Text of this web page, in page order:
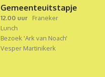
Gemeenteuitstapje
12.00 uur
Franeker
Lunch
Bezoek 'Ark van Noach'
Vesper Martinikerk